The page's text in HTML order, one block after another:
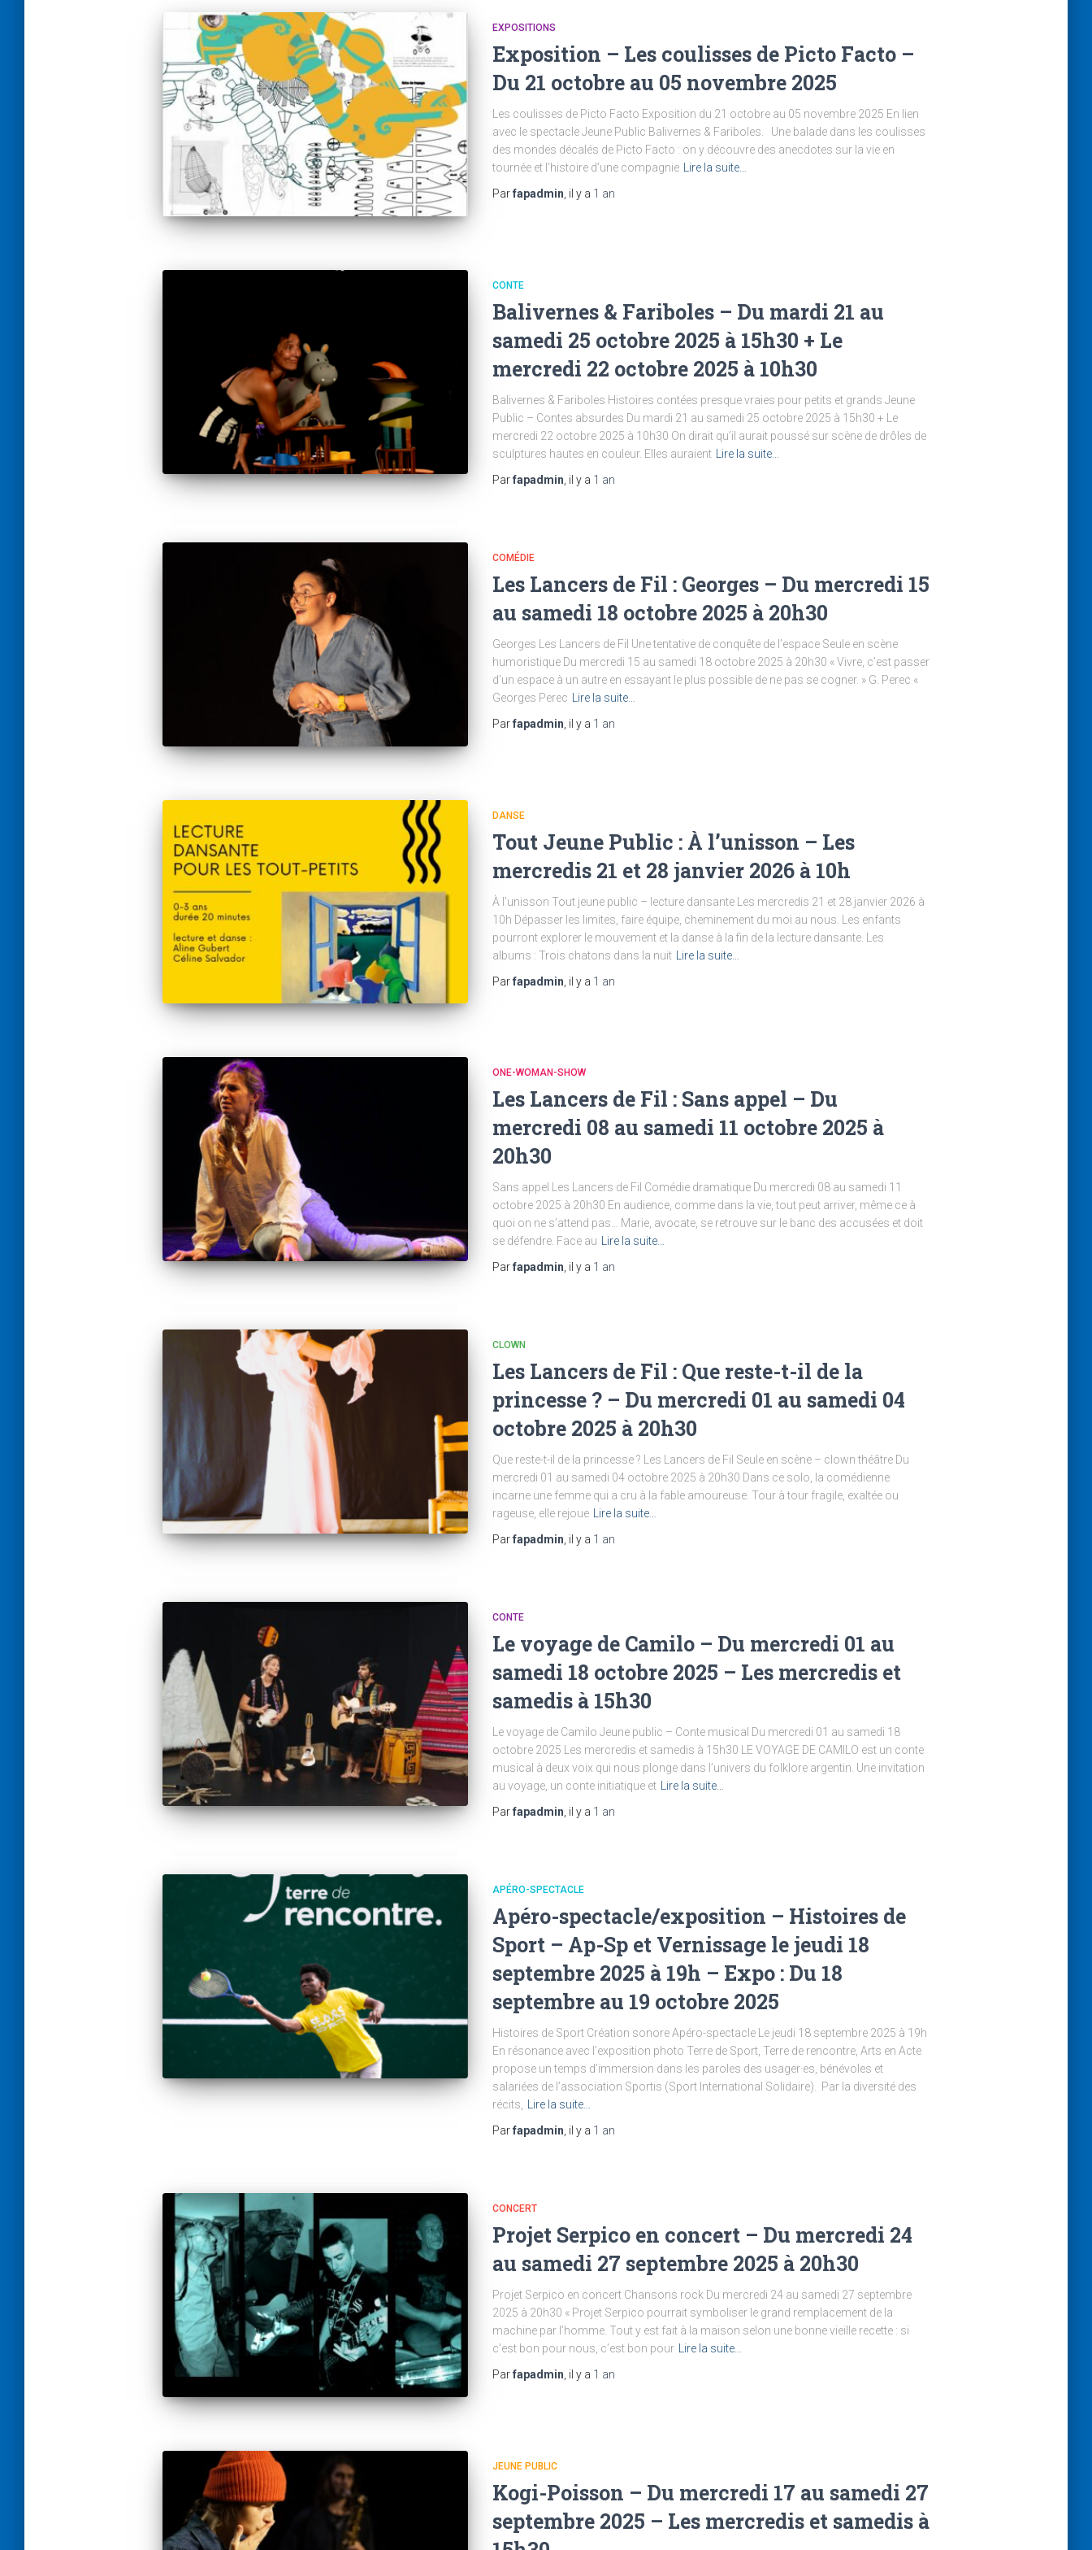
EXPOSITIONS
Exposition – Les coulisses de Picto Facto –
Du 21 octobre au 05 novembre 2025
Les coulisses de Picto Facto Exposition du 21 octobre au 05 novembre 2025 En lien
avec le spectacle Jeune Public Balivernes & Fariboles. Une balade dans les coulisses
des mondes décalés de Picto Facto : on y découvre des anecdotes sur la vie en
tournée et l’histoire d’une compagnie
Lire la suite…
Parfapadmin , il y a 1 an
CONTE
Balivernes & Fariboles – Du mardi 21 au
samedi 25 octobre 2025 à 15h30 + Le
mercredi 22 octobre 2025 à 10h30
Balivernes & Fariboles Histoires contées presque vraies pour petits et grands Jeune
Public – Contes absurdes Du mardi 21 au samedi 25 octobre 2025 à 15h30 + Le
mercredi 22 octobre 2025 à 10h30 On dirait qu’il aurait poussé sur scène de drôles de
sculptures hautes en couleur. Elles auraient
Lire la suite…
Parfapadmin , il y a 1 an
COMÉDIE
Les Lancers de Fil : Georges – Du mercredi 15
au samedi 18 octobre 2025 à 20h30
Georges Les Lancers de Fil Une tentative de conquête de l’espace Seule en scène
humoristique Du mercredi 15 au samedi 18 octobre 2025 à 20h30 « Vivre, c’est passer
d’un espace à un autre en essayant le plus possible de ne pas se cogner. » G. Perec «
Georges Perec
Lire la suite…
Parfapadmin , il y a 1 an
DANSE
Tout Jeune Public : À l’unisson – Les
mercredis 21 et 28 janvier 2026 à 10h
À l’unisson Tout jeune public – lecture dansante Les mercredis 21 et 28 janvier 2026 à
10h Dépasser les limites, faire équipe, cheminement du moi au nous. Les enfants
pourront explorer le mouvement et la danse à la fin de la lecture dansante. Les
albums : Trois chatons dans la nuit
Lire la suite…
Parfapadmin , il y a 1 an
ONE-WOMAN-SHOW
Les Lancers de Fil : Sans appel – Du
mercredi 08 au samedi 11 octobre 2025 à
20h30
Sans appel Les Lancers de Fil Comédie dramatique Du mercredi 08 au samedi 11
octobre 2025 à 20h30 En audience, comme dans la vie, tout peut arriver, même ce à
quoi on ne s’attend pas… Marie, avocate, se retrouve sur le banc des accusées et doit
se défendre. Face au Lire la suite…
Parfapadmin, il y a 1 an
CLOWN
Les Lancers de Fil : Que reste-t-il de la
princesse ? – Du mercredi 01 au samedi 04
octobre 2025 à 20h30
Que reste-t-il de la princesse ? Les Lancers de Fil Seule en scène – clown théâtre Du
mercredi 01 au samedi 04 octobre 2025 à 20h30 Dans ce solo, la comédienne
incarne une femme qui a cru à la fable amoureuse. Tour à tour fragile, exaltée ou
rageuse, elle rejoue Lire la suite…
Parfapadmin, il y a 1 an
CONTE
Le voyage de Camilo – Du mercredi 01 au
samedi 18 octobre 2025 – Les mercredis et
samedis à 15h30
Le voyage de Camilo Jeune public – Conte musical Du mercredi 01 au samedi 18
octobre 2025 Les mercredis et samedis à 15h30 LE VOYAGE DE CAMILO est un conte
musical à deux voix qui nous plonge dans l’univers du folklore argentin. Une invitation
au voyage, un conte initiatique et Lire la suite…
Parfapadmin, il y a 1 an
APÉRO-SPECTACLE
Apéro-spectacle/exposition – Histoires de
Sport – Ap-Sp et Vernissage le jeudi 18
septembre 2025 à 19h – Expo : Du 18
septembre au 19 octobre 2025
Histoires de Sport Création sonore Apéro-spectacle Le jeudi 18 septembre 2025 à 19h
En résonance avec l’exposition photo Terre de Sport, Terre de rencontre, Arts en Acte
propose un temps d’immersion dans les paroles des usager·es, bénévoles et
salariées de l’association Sportis (Sport International Solidaire). Par la diversité des
récits, Lire la suite…
Parfapadmin, il y a 1 an
CONCERT
Projet Serpico en concert – Du mercredi 24
au samedi 27 septembre 2025 à 20h30
Projet Serpico en concert Chansons rock Du mercredi 24 au samedi 27 septembre
2025 à 20h30 « Projet Serpico pourrait symboliser le grand remplacement de la
machine par l’homme. Tout y est fait à la maison selon une bonne vieille recette : si
c’est bon pour nous, c’est bon pour Lire la suite…
Parfapadmin, il y a 1 an
JEUNE PUBLIC
Kogi-Poisson – Du mercredi 17 au samedi 27
septembre 2025 – Les mercredis et samedis à